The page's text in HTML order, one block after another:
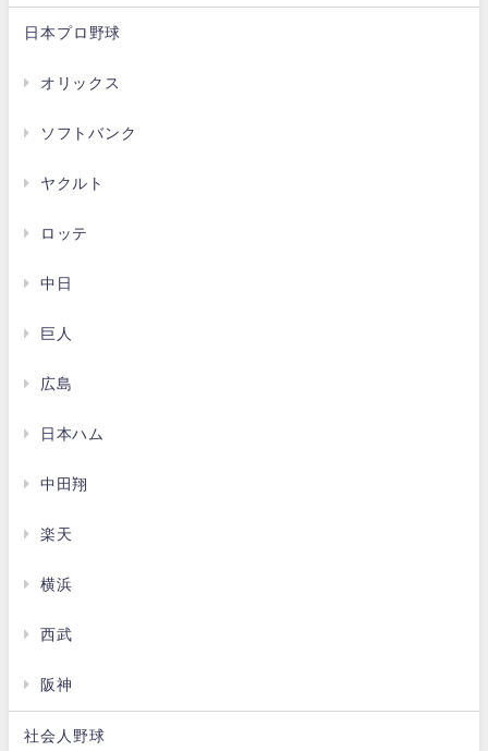
日本プロ野球
オリックス
ソフトバンク
ヤクルト
ロッテ
中日
巨人
広島
日本ハム
中田翔
楽天
横浜
西武
阪神
社会人野球